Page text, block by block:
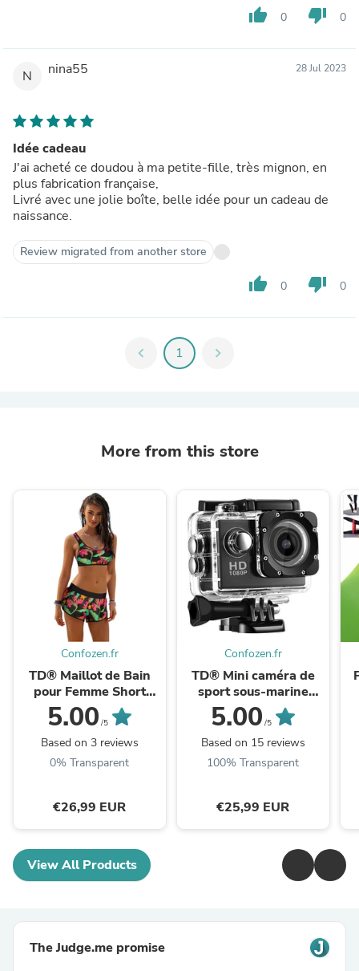
thumb_up 0 thumb_down 0
N nina55 28 Jul 2023
Idée cadeau
J'ai acheté ce doudou à ma petite-fille, très mignon, en
plus fabrication française,
Livré avec une jolie boîte, belle idée pour un cadeau de
naissance.
Review migrated from another store
thumb_up 0 thumb_down 0
chevron_left 1 chevron_right
More from this store
Confozen.fr
TD® Maillot de Bain
pour Femme Short
Caleçon Bikini Sèche
Rapide Imprimé Floral
Plage Sport Natation ...
5.00 /5
Based on 3 reviews
0% Transparent
€26,99 EUR
Confozen.fr
TD® Mini caméra de
sport sous-marine
sports de plein air
plongée à dégagement
rapide montée sur ...
5.00 /5
Based on 15 reviews
100% Transparent
€25,99 EUR
View All Products
The Judge.me promise